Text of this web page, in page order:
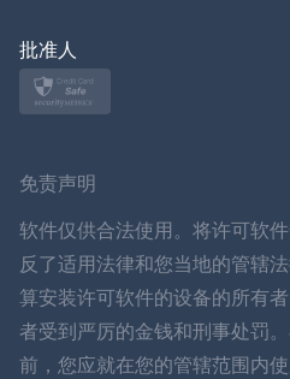
ภาษาไทย
简体中文
丹麦语
批准人
免责声明
软件仅供合法使用。将许可软
反了适用法律和您当地的管辖
算安装许可软件的设备的所有
者受到严厉的金钱和刑事处罚
前，您应就在您的管辖范围内